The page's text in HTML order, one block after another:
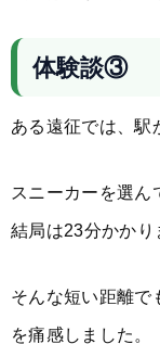
体験談③
ある遠征では、駅
スニーカーを選ん
結局は23分かかり
そんな短い距離で
を痛感しました。